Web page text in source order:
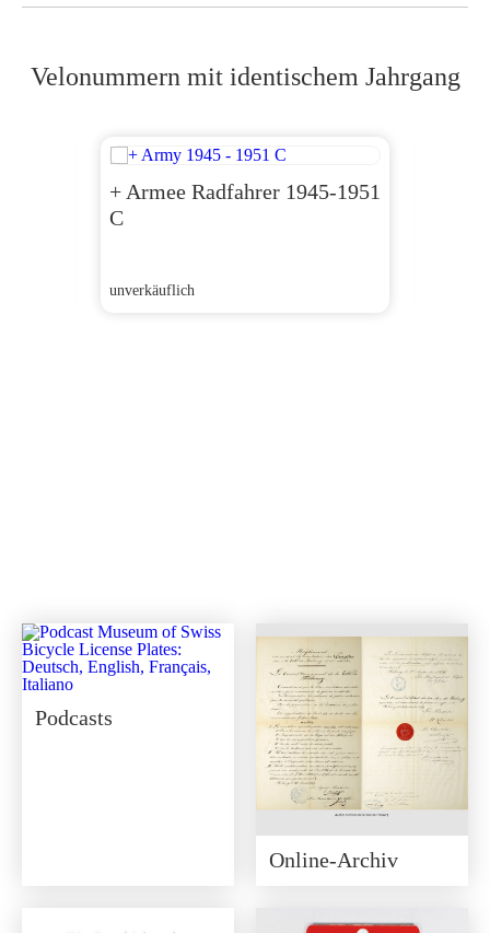
Velonummern mit identischem Jahrgang
+ Armee Radfahrer 1945-1951
C
unverkäuflich
Podcasts
Online-Archiv